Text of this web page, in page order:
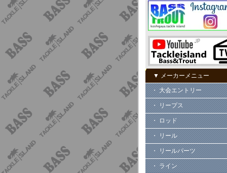
▼ メーカーメニュー
・ 大会エントリー
・ リープス
・ ロッド
・ リール
・ リールパーツ
・ ライン